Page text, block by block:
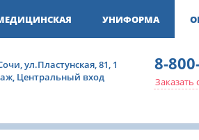
УНИФОРМА
ул.Пластунская, 81, 1
Центральный вход
8-